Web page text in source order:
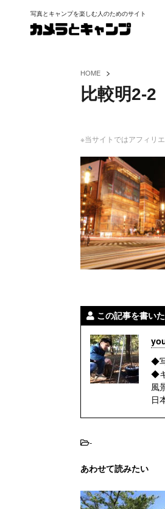
写真とキャンプを楽しむ人のためのサイト
HOME >
比較明2-2
※当サイトではアフィリ
この記事を書い
◆
◆
風
日
-
あわせて読みたい